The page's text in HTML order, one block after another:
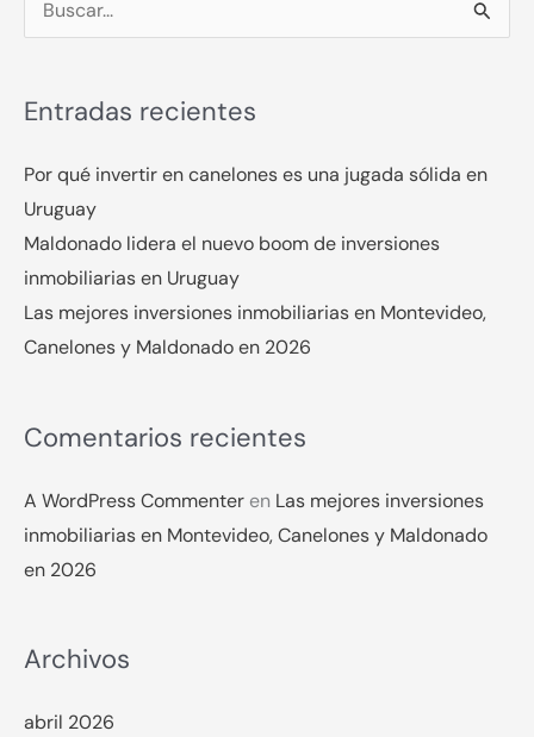
Buscar
Entradas recientes
Por qué invertir en canelones es una jugada sólida en
Uruguay
Maldonado lidera el nuevo boom de inversiones
inmobiliarias en Uruguay
Las mejores inversiones inmobiliarias en Montevideo,
Canelones y Maldonado en 2026
Comentarios recientes
A WordPress Commenter en Las mejores inversiones
inmobiliarias en Montevideo, Canelones y Maldonado
en 2026
Archivos
abril 2026